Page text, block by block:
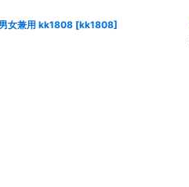
女兼用 kk1808 [kk1808]